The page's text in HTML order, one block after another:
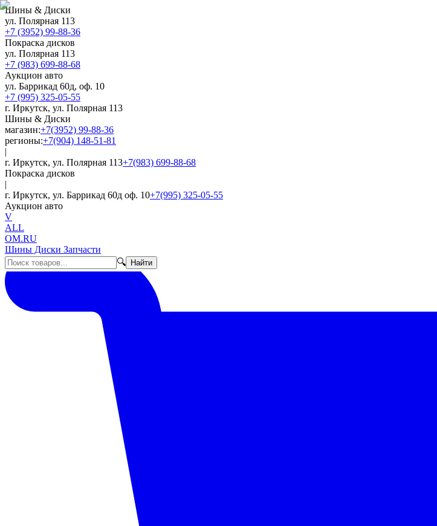
Шины & Диски
ул. Полярная 113
+7 (3952) 99-88-36
Покраска дисков
ул. Полярная 113
+7 (983) 699-88-68
Аукцион авто
ул. Баррикад 60д, оф. 10
+7 (995) 325-05-55
г. Иркутск, ул. Полярная 113
Шины & Диски
магазин:+7(3952) 99-88-36
регионы:+7(904) 148-51-81
|
г. Иркутск, ул. Полярная 113+7(983) 699-88-68
Покраска дисков
|
г. Иркутск, ул. Баррикад 60д оф. 10+7(995) 325-05-55
Аукцион авто
V
ALL
OM.RU
Шины Диски Запчасти
🔍
Найти